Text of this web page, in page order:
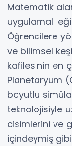
Matematik
uygulamalı
Öğrencilere
ve bilimsel
kafilesinin en
Planetaryum
boyutlu
teknolojisiyle
cisimlerini ve
içindeymiş